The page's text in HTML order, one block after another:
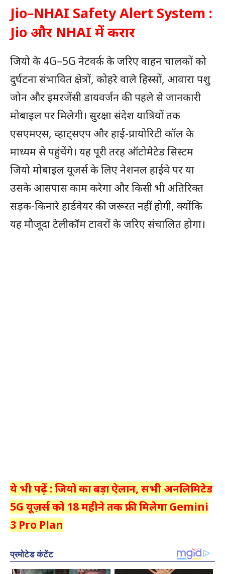
Jio–NHAI Safety Alert System :
Jio और NHAI में करार
जियो के 4G–5G नेटवर्क के जरिए वाहन चालकों को
दुर्घटना संभावित क्षेत्रों, कोहरे वाले हिस्सों, आवारा पशु
जोन और इमरजेंसी डायवर्जन की पहले से जानकारी
मोबाइल पर मिलेगी। सुरक्षा संदेश यात्रियों तक
एसएमएस, व्हाट्सएप और हाई-प्रायोरिटी कॉल के
माध्यम से पहुंचेंगे। यह पूरी तरह ऑटोमेटेड सिस्टम
जियो मोबाइल यूजर्स के लिए नेशनल हाईवे पर या
उसके आसपास काम करेगा और किसी भी अतिरिक्त
सड़क-किनारे हार्डवेयर की जरूरत नहीं होगी, क्योंकि
यह मौजूदा टेलीकॉम टावरों के जरिए संचालित होगा।
ये भी पढ़ें : जियो का बड़ा ऐलान, सभी अनलिमिटेड
5G यूज़र्स को 18 महीने तक फ्री मिलेगा Gemini
3 Pro Plan